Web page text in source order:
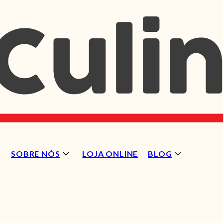
SOBRE NÓS LOJA ONLINE BLOG